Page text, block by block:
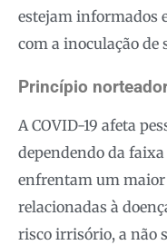
estejam informados
com a inoculação de
Princípio
A COVID-19 afeta
dependendo da
enfrentam um maior
relacionadas à
risco irrisório, a não